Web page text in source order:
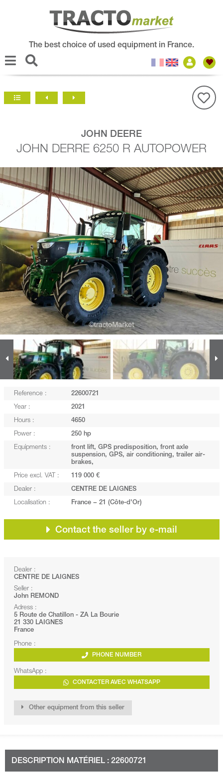
The best choice of used equipment in France.
JOHN DEERE
JOHN DERRE 6250 R AUTOPOWER
Reference : 22600721
Year : 2021
Hours : 4650
Power : 250 hp
Equipments :
front lift, GPS predisposition, front axle
suspension, GPS, air conditioning, trailer air-
brakes,
Price excl. VAT : 119 000 €
Dealer : CENTRE DE LAIGNES
Localisation : France − 21 (Côte-d'Or)
Contact the seller by e-mail
Dealer :
CENTRE DE LAIGNES
Seller :
John REMOND
Adress :
5 Route de Chatillon - ZA La Bourie
21 330 LAIGNES
France
Phone :
PHONE NUMBER
WhatsApp :
CONTACTER AVEC WHATSAPP
Other equipment from this seller
DESCRIPTION MATÉRIEL : 22600721